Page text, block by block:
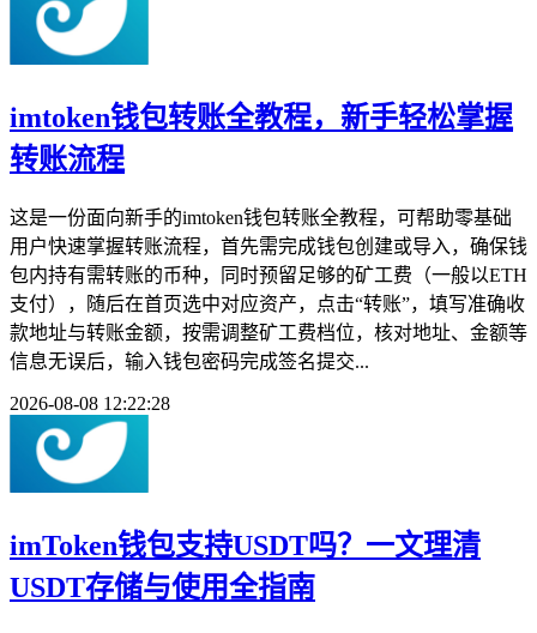
imtoken钱包转账全教程，新手轻松掌握
转账流程
这是一份面向新手的imtoken钱包转账全教程，可帮助零基础
用户快速掌握转账流程，首先需完成钱包创建或导入，确保钱
包内持有需转账的币种，同时预留足够的矿工费（一般以ETH
支付），随后在首页选中对应资产，点击“转账”，填写准确收
款地址与转账金额，按需调整矿工费档位，核对地址、金额等
信息无误后，输入钱包密码完成签名提交...
2026-08-08 12:22:28
imToken钱包支持USDT吗？一文理清
USDT存储与使用全指南